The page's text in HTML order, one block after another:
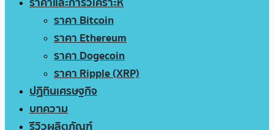
ราคา Bitcoin
ราคา Ethereum
ราคา Dogecoin
ราคา Ripple (XRP)
ปฏิทินเศรษฐกิจ
บทความ